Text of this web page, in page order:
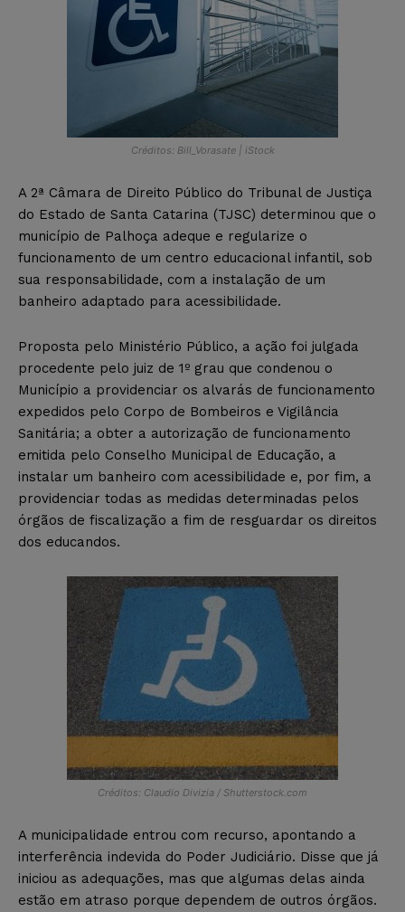
Créditos: Bill_Vorasate | iStock
A 2ª Câmara de Direito Público do Tribunal de Justiça
do Estado de Santa Catarina (TJSC) determinou que o
município de Palhoça adeque e regularize o
funcionamento de um centro educacional infantil, sob
sua responsabilidade, com a instalação de um
banheiro adaptado para acessibilidade.
Proposta pelo Ministério Público, a ação foi julgada
procedente pelo juiz de 1º grau que condenou o
Município a providenciar os alvarás de funcionamento
expedidos pelo Corpo de Bombeiros e Vigilância
Sanitária; a obter a autorização de funcionamento
emitida pelo Conselho Municipal de Educação, a
instalar um banheiro com acessibilidade e, por fim, a
providenciar todas as medidas determinadas pelos
órgãos de fiscalização a fim de resguardar os direitos
dos educandos.
Créditos: Claudio Divizia / Shutterstock.com
A municipalidade entrou com recurso, apontando a
interferência indevida do Poder Judiciário. Disse que já
iniciou as adequações, mas que algumas delas ainda
estão em atraso porque dependem de outros órgãos.